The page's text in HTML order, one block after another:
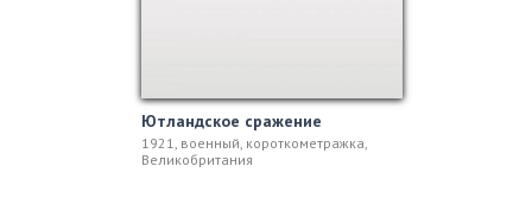
Ютландское сражение
1921, военный, короткометражка,
Великобритания